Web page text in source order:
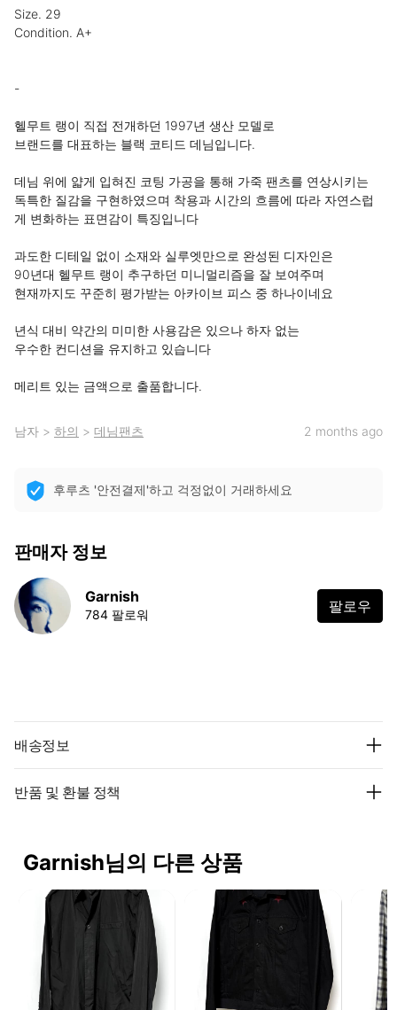
Size. 29
Condition. A+
-
헬무트 랭이 직접 전개하던 1997년 생산 모델로
브랜드를 대표하는 블랙 코티드 데님입니다.
데님 위에 얇게 입혀진 코팅 가공을 통해 가죽 팬츠를 연상시키는
독특한 질감을 구현하였으며 착용과 시간의 흐름에 따라 자연스럽
게 변화하는 표면감이 특징입니다
과도한 디테일 없이 소재와 실루엣만으로 완성된 디자인은
90년대 헬무트 랭이 추구하던 미니멀리즘을 잘 보여주며
현재까지도 꾸준히 평가받는 아카이브 피스 중 하나이네요
년식 대비 약간의 미미한 사용감은 있으나 하자 없는
우수한 컨디션을 유지하고 있습니다
메리트 있는 금액으로 출품합니다.
남자 > 하의 > 데님팬츠 2 months ago
후루츠 '안전결제'하고 걱정없이 거래하세요
판매자 정보
Garnish
784 팔로워 팔로우
배송정보
반품 및 환불 정책
Garnish님의 다른 상품